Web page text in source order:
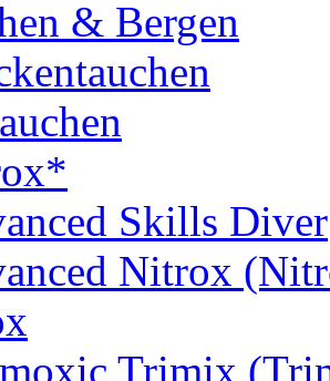
& Bergen
Skills Diver
Nitrox
Trimix